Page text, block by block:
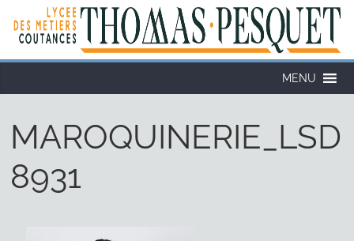
MENU
MAROQUINERIE_LSD
8931
Cookies management panel